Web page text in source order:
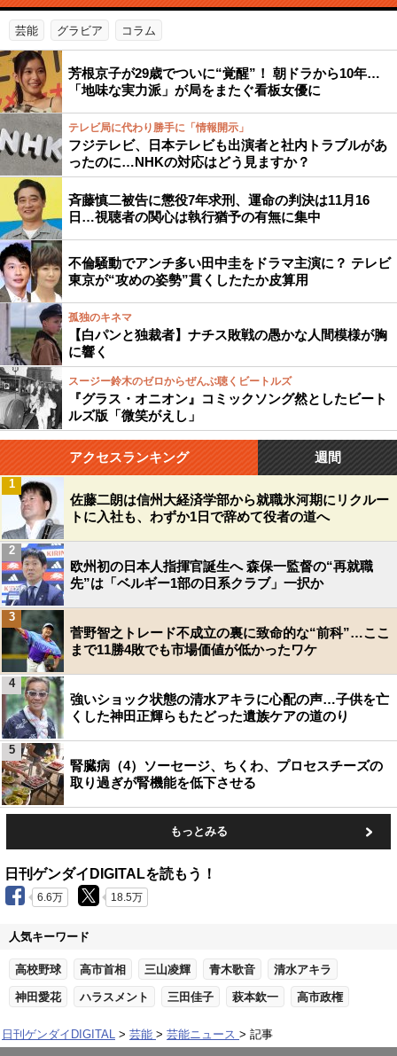
芸能 グラビア コラム
芳根京子が29歳でついに“覚醒”！ 朝ドラから10年…
「地味な実力派」が局をまたぐ看板女優に
テレビ局に代わり勝手に「情報開示」
フジテレビ、日本テレビも出演者と社内トラブルがあ
ったのに…NHKの対応はどう見ますか？
斉藤慎二被告に懲役7年求刑、運命の判決は11月16
日…視聴者の関心は執行猶予の有無に集中
不倫騒動でアンチ多い田中圭をドラマ主演に？ テレビ
東京が“攻めの姿勢”貫くしたたか皮算用
孤独のキネマ
【白パンと独裁者】ナチス敗戦の愚かな人間模様が胸
に響く
スージー鈴木のゼロからぜんぶ聴くビートルズ
『グラス・オニオン』コミックソング然としたビート
ルズ版「微笑がえし」
アクセスランキング 週間
佐藤二朗は信州大経済学部から就職氷河期にリクルー
トに入社も、わずか1日で辞めて役者の道へ
1
欧州初の日本人指揮官誕生へ 森保一監督の“再就職
先”は「ベルギー1部の日系クラブ」一択か
2
菅野智之トレード不成立の裏に致命的な“前科”…ここ
まで11勝4敗でも市場価値が低かったワケ
3
強いショック状態の清水アキラに心配の声…子供を亡
くした神田正輝らもたどった遺族ケアの道のり
4
腎臓病（4）ソーセージ、ちくわ、プロセスチーズの
取り過ぎが腎機能を低下させる
5
もっとみる
日刊ゲンダイDIGITALを読もう！
6.6万 18.5万
人気キーワード
高校野球 高市首相 三山凌輝 青木歌音 清水アキラ
神田愛花 ハラスメント 三田佳子 萩本欽一 高市政権
日刊ゲンダイDIGITAL 芸能 芸能ニュース 記事